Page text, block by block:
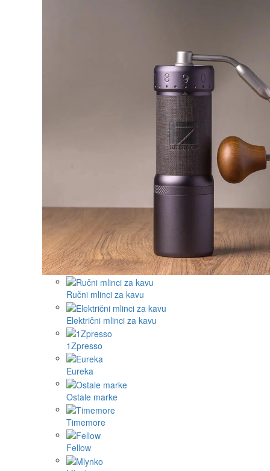
Ručni mlinci za kavu
Električni mlinci za kavu
1Zpresso
Eureka
Ostale marke
Timemore
Fellow